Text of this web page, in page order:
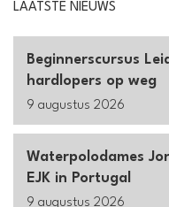
LAATSTE NIEUWS
Beginnerscursus
hardlopers op weg
9 augustus 2026
Waterpolodames
EJK in Portugal
9 augustus 2026